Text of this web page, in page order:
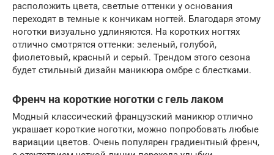
расположить цвета, светлые оттенки у основания
переходят в темные к кончикам ногтей. Благодаря этому
ноготки визуально удлиняются. На коротких ногтях
отлично смотрятся оттенки: зеленый, голубой,
фиолетовый, красный и серый. Трендом этого сезона
будет стильный дизайн маникюра омбре с блестками.
Френч на короткие ноготки с гель лаком
Модный классический французский маникюр отлично
украшает короткие ноготки, можно попробовать любые
вариации цветов. Очень популярен градиентный френч,